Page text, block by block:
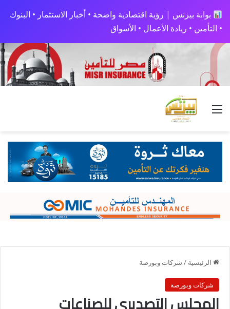
بوابة بيزنس | رؤية اقتصادية واضحة • أخبار الاستثمار • البنوك
• التأمين • ريادة الأعمال • الأسواق
القائمة
الرئيسية / شركات وبورصة
شركات وبورصة